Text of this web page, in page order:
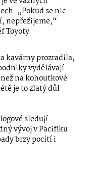
„Pokud se nic
nepřežijeme,“
Toyoty
kavárny prozradila,
vydělávají
na kohoutkové
je to zlatý důl
sledují
vývoj v Pacifiku.
brzy pocítí i